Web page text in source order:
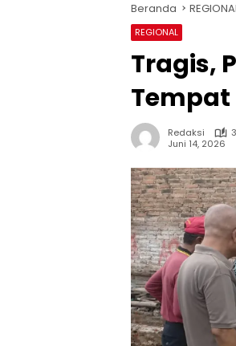
Beranda
REGIONAL
Tragis,
Tempat
Redaksi
Juni 14, 2026